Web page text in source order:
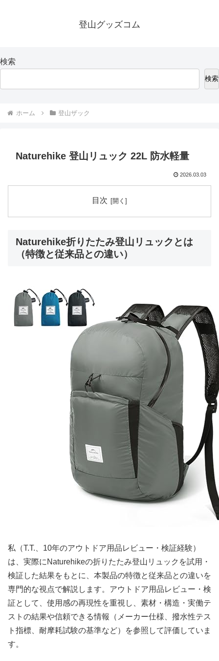
登山グッズコム
検索
検索
ホーム 登山ザック
Naturehike 登山リュック 22L 防水軽量
2026.03.03
目次
Naturehike折りたたみ登山リュックとは
（特徴と従来品との違い）
私（T.T.、10年のアウトドア用品レビュー・検証経験）
は、実際にNaturehikeの折りたたみ登山リュックを試用・
検証した結果をもとに、本製品の特徴と従来品との違いを
専門的な視点で解説します。アウトドア用品レビュー・検
証として、使用感の再現性を重視し、素材・構造・実働テ
ストの結果や信頼できる情報（メーカー仕様、撥水性テス
ト指標、耐摩耗試験の基準など）を参照して評価していま
す。